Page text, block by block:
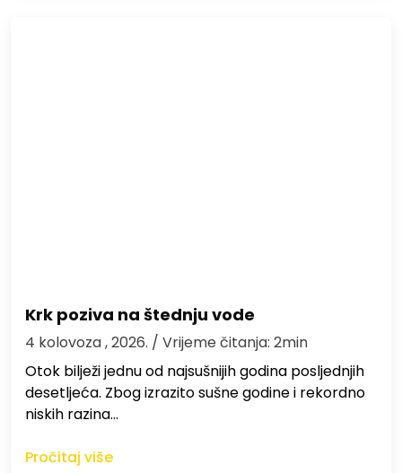
Krk poziva na štednju vode
4 kolovoza , 2026. / Vrijeme čitanja: 2min
Otok bilježi jednu od najsušnijih godina posljednjih
desetljeća. Zbog izrazito sušne godine i rekordno
niskih razina…
Pročitaj više